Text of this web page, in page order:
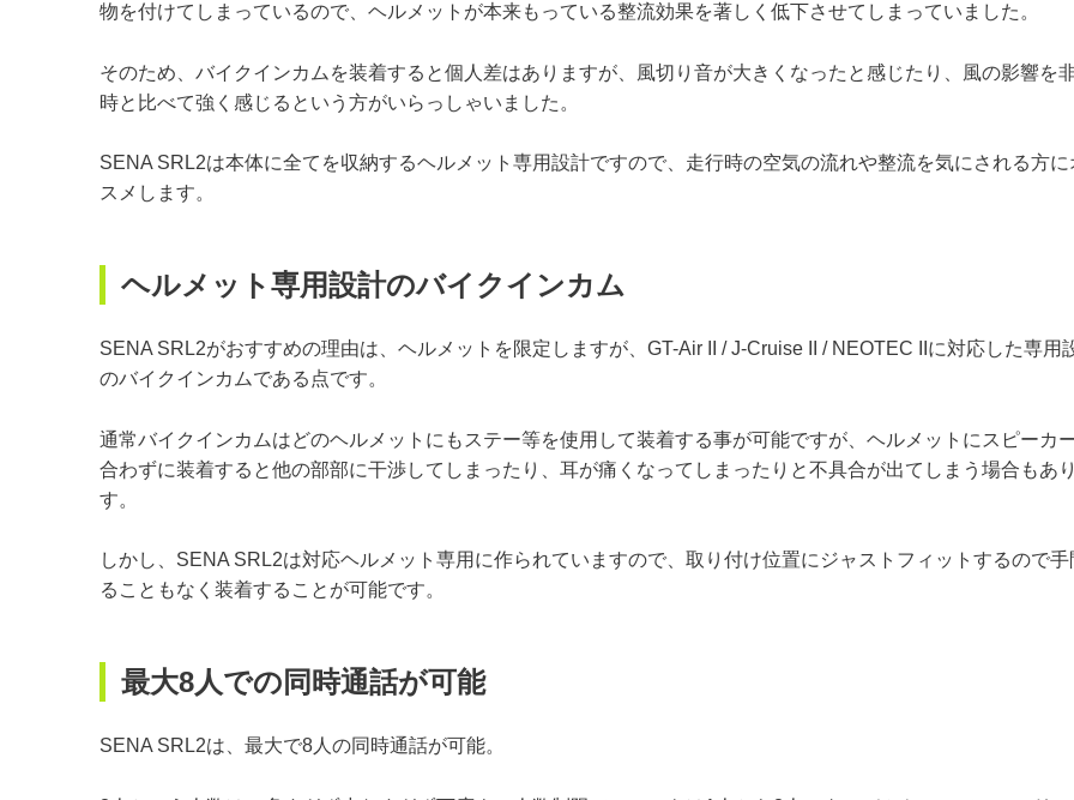
物を付けてしまっているので、ヘルメットが本来もっている整流効果を著しく低下させてしまっていました。
そのため、バイクインカムを装着すると個人差はありますが、風切り音が大きくなったと感じたり、風の影響を
時と比べて強く感じるという方がいらっしゃいました。
SENA SRL2は本体に全てを収納するヘルメット専用設計ですので、走行時の空気の流れや整流を気にされる方に
スメします。
ヘルメット専用設計のバイクインカム
SENA SRL2がおすすめの理由は、ヘルメットを限定しますが、GT-Air II / J-Cruise II / NEOTEC IIに対応した専用
のバイクインカムである点です。
通常バイクインカムはどのヘルメットにもステー等を使用して装着する事が可能ですが、ヘルメットにスピーカ
合わずに装着すると他の部部に干渉してしまったり、耳が痛くなってしまったりと不具合が出てしまう場合もあ
す。
しかし、SENA SRL2は対応ヘルメット専用に作られていますので、取り付け位置にジャストフィットするので手
ることもなく装着することが可能です。
最大8人での同時通話が可能
SENA SRL2は、最大で8人の同時通話が可能。